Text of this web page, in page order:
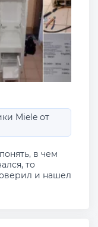
Miele от
в чем
то
и нашел